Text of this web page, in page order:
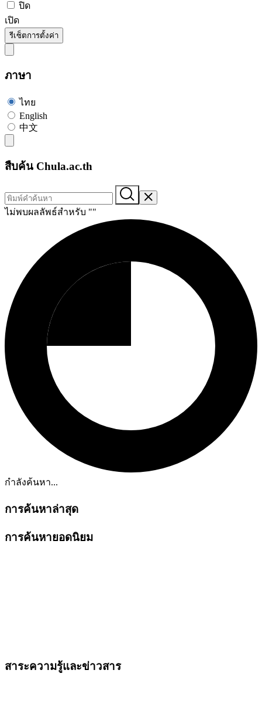
ปิด
เปิด
รีเซ็ตการตั้งค่า
ภาษา
ไทย
English
中文
สืบค้น Chula.ac.th
ไม่พบผลลัพธ์สำหรับ ""
กำลังค้นหา...
การค้นหาล่าสุด
การค้นหายอดนิยม
สาระความรู้และข่าวสาร